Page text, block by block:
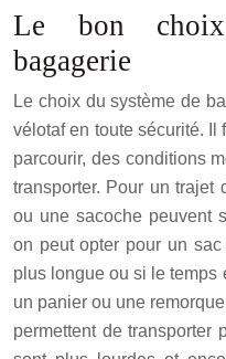
Le bon
bagagerie
Le choix du système de
vélotaf en toute sécurité. Il
parcourir, des conditions
transporter. Pour un trajet
ou une sacoche peuvent
on peut opter pour un
plus longue ou si le temps
un panier ou une
permettent de transporter